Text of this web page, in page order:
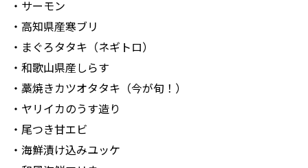
・サーモン
・高知県産寒ブリ
・まぐろタタキ（ネギトロ）
・和歌山県産しらす
・藁焼きカツオタタキ（今が旬！）
・ヤリイカのうす造り
・尾つき甘エビ
・海鮮漬け込みユッケ